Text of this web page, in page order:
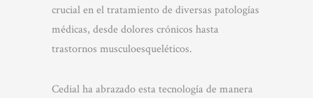
crucial en el tratamiento de diversas patologías
médicas, desde dolores crónicos hasta
trastornos musculoesqueléticos.
Cedial ha abrazado esta tecnología de manera